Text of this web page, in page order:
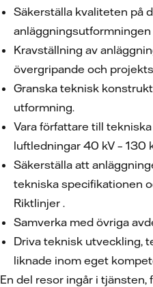
Säkerställa kvaliteten på
anläggningsutformningen
Kravställning av
övergripande och
Granska teknisk
utformning.
Vara författare till
luftledningar 40 kV – 130
Säkerställa att
tekniska specifikationen
Riktlinjer .
Samverka med övriga
Driva teknisk utveckling,
liknade inom eget
En del resor ingår i